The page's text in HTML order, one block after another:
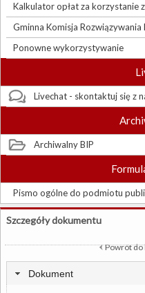
Kalkulator opłat za korzystanie
Gminna Komisja
Ponowne wykorzystywanie
Livechat - skontaktuj się z
Archiwalny BIP
Pismo ogólne do podmiotu
Szczegóły dokumentu
Powrót do
Dokument